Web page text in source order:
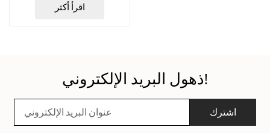
اقرأ أكثر
ذهول البريد الإلكتروني!
اشترك